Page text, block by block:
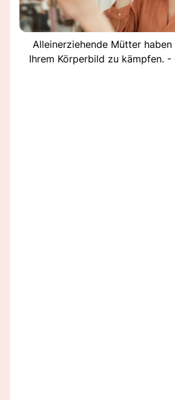
Alleinerziehende Mütter
Ihrem Körperbild zu kämpfen.